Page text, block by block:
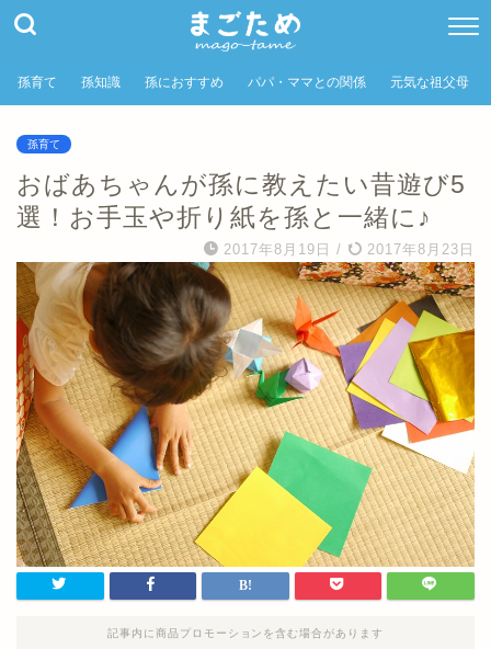
孫育て 孫知識 孫におすすめ パパ・ママとの関係 元気な祖父母
孫育て
おばあちゃんが孫に教えたい昔遊び5
選！お手玉や折り紙を孫と一緒に♪
2017年8月19日 / 2017年8月23日
記事内に商品プロモーションを含む場合があります